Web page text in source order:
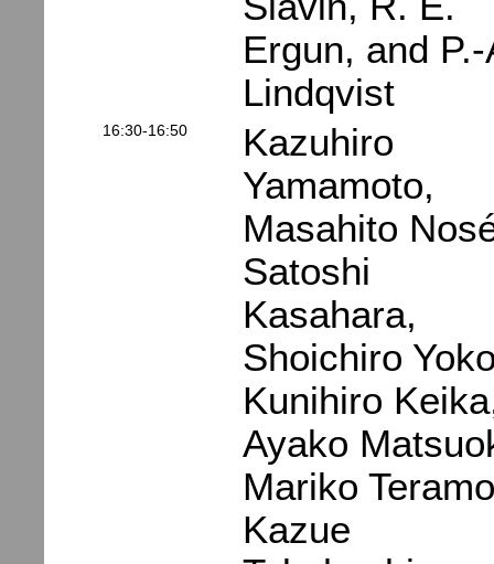
Ergun, and
Lindqvist
16:30-16:50
Kazuhiro
Yamamoto,
Masahito
Satoshi
Kasahara,
Shoichiro
Kunihiro
Ayako
Mariko
Kazue